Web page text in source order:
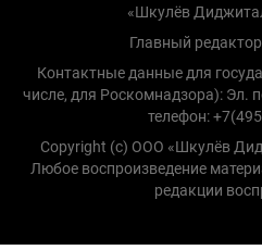
«Шкулёв
Главный
Контактные данные для
числе, для Роскомнадзора): Эл.
телефон:
Copyright (с) ООО «Шкулёв
Любое воспроизведение
редакции